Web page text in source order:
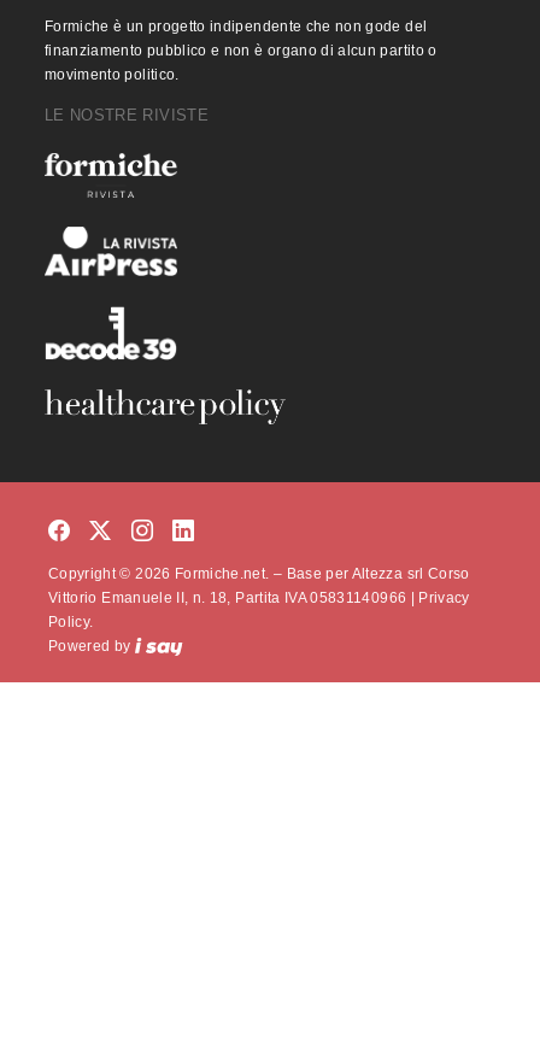
Formiche è un progetto indipendente che non gode del
finanziamento pubblico e non è organo di alcun partito o
movimento politico.
LE NOSTRE RIVISTE
Copyright © 2026 Formiche.net. – Base per Altezza srl Corso
Vittorio Emanuele II, n. 18, Partita IVA 05831140966 | Privacy
Policy.
Powered by